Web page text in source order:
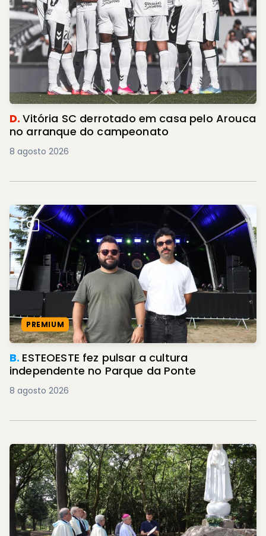
D.Vitória SC derrotado em casa pelo Arouca
no arranque do campeonato
8 agosto 2026
PREMIUM
B. ESTEOESTE fez pulsar a cultura
independente no Parque da Ponte
8 agosto 2026